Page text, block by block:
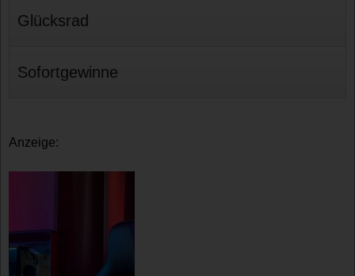
Glücksrad
Sofortgewinne
Anzeige: